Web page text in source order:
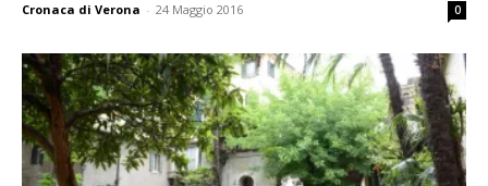
Cronaca di Verona - 24 Maggio 2016 0